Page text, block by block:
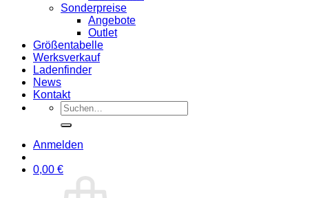
Sonderpreise
Angebote
Outlet
Größentabelle
Werksverkauf
Ladenfinder
News
Kontakt
Suche
nach:
Anmelden
0,00 €